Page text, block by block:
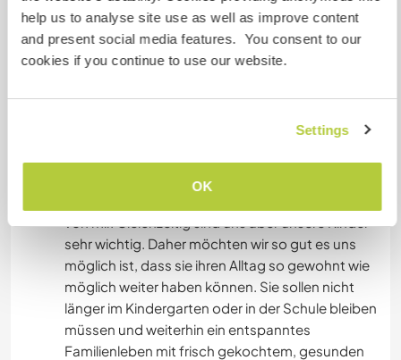
help us to analyse site use as well as improve content
and present social media features. You consent to our
cookies if you continue to use our website.
Settings
OK
Willkommen in unsere Familie (=
suchen ab Oktober 2026 bis voraussichtlich Juli
Ausbildung zur Medizinischen Masseurin
von mir. Gleichzeitig sind uns aber unsere Kinder
sehr wichtig. Daher möchten wir so gut es uns
möglich ist, dass sie ihren Alltag so gewohnt wie
möglich weiter haben können. Sie sollen nicht
länger im Kindergarten oder in der Schule bleiben
müssen und weiterhin ein entspanntes
Familienleben mit frisch gekochtem, gesunden